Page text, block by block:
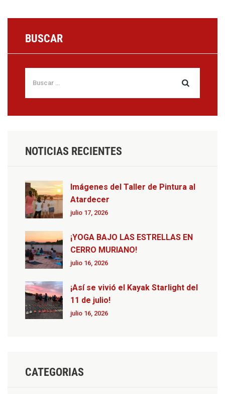
BUSCAR
NOTICIAS RECIENTES
Imágenes del Taller de Pintura al
Atardecer
julio 17, 2026
¡YOGA BAJO LAS ESTRELLAS EN
CERRO MURIANO!
julio 16, 2026
¡Así se vivió el Kayak Starlight del
11 de julio!
julio 16, 2026
CATEGORIAS